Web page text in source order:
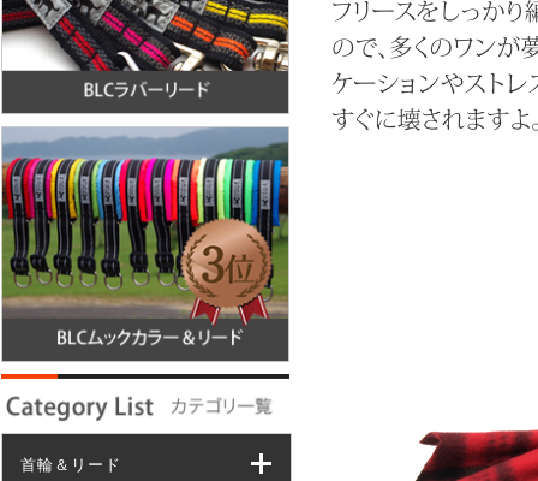
首輪＆リード